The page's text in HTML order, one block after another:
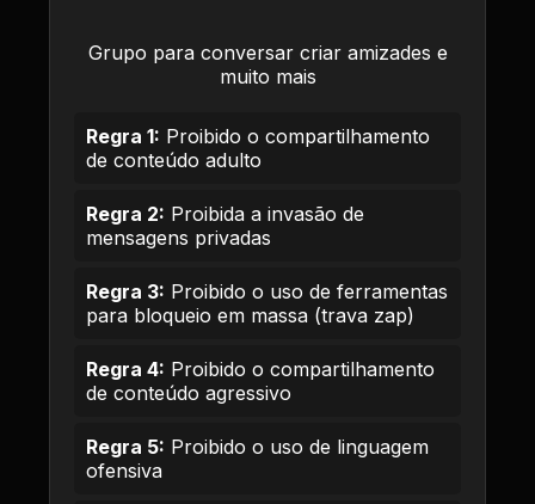
Grupo para conversar criar amizades e
muito mais
Regra 1: Proibido o compartilhamento
de conteúdo adulto
Regra 2: Proibida a invasão de
mensagens privadas
Regra 3: Proibido o uso de ferramentas
para bloqueio em massa (trava zap)
Regra 4: Proibido o compartilhamento
de conteúdo agressivo
Regra 5: Proibido o uso de linguagem
ofensiva